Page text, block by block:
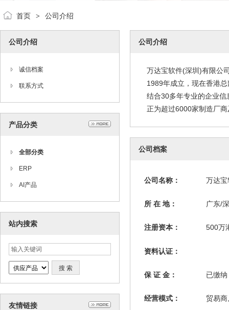
首页 > 公司介绍
公司介绍
诚信档案
联系方式
产品分类
全部分类
ERP
AI产品
站内搜索
友情链接
公司介绍
万达宝软件(深圳)有限公
1989年成立，现在香港
结合30多年专业的企业信
正为超过6000家制造厂
公司档案
公司名称： 万达
所 在 地： 广东/
注册资本： 500万
资料认证：
保 证 金： 已缴纳
经营模式： 贸易